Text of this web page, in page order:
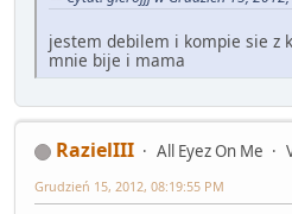
jestem debilem i kompie sie z
mnie bije i mama
RazielIII All Eyez On Me
Grudzień 15, 2012, 08:19:55 PM